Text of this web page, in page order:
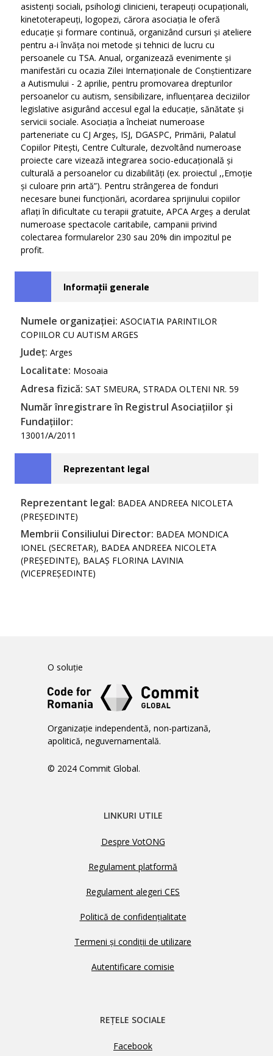
asistenți sociali, psihologi clinicieni, terapeuți ocupaționali,
kinetoterapeuți, logopezi, cărora asociația le oferă
educație și formare continuă, organizând cursuri și ateliere
pentru a-i învăța noi metode și tehnici de lucru cu
persoanele cu TSA. Anual, organizează evenimente și
manifestări cu ocazia Zilei Internaționale de Conștientizare
a Autismului - 2 aprilie, pentru promovarea drepturilor
persoanelor cu autism, sensibilizare, influențarea deciziilor
legislative asigurând accesul egal la educație, sănătate și
servicii sociale. Asociația a încheiat numeroase
parteneriate cu CJ Argeș, ISJ, DGASPC, Primării, Palatul
Copiilor Pitești, Centre Culturale, dezvoltând numeroase
proiecte care vizează integrarea socio-educațională și
culturală a persoanelor cu dizabilități (ex. proiectul ,,Emoție
și culoare prin artă”). Pentru strângerea de fonduri
necesare bunei funcționări, acordarea sprijinului copiilor
aflați în dificultate cu terapii gratuite, APCA Argeș a derulat
numeroase spectacole caritabile, campanii privind
colectarea formularelor 230 sau 20% din impozitul pe
profit.
Informații generale
Numele organizației: ASOCIATIA PARINTILOR
COPIILOR CU AUTISM ARGES
Județ: Arges
Localitate: Mosoaia
Adresa fizică: SAT SMEURA, STRADA OLTENI NR. 59
Număr înregistrare în Registrul Asociațiilor și
Fundațiilor:
13001/A/2011
Reprezentant legal
Reprezentant legal: BADEA ANDREEA NICOLETA
(PREȘEDINTE)
Membrii Consiliului Director: BADEA MONDICA
IONEL (SECRETAR), BADEA ANDREEA NICOLETA
(PREȘEDINTE), BALAȘ FLORINA LAVINIA
(VICEPREȘEDINTE)
O soluție
Organizație independentă, non-partizană,
apolitică, neguvernamentală.
© 2024 Commit Global.
LINKURI UTILE
Despre VotONG
Regulament platformă
Regulament alegeri CES
Politică de confidențialitate
Termeni și condiții de utilizare
Autentificare comisie
REȚELE SOCIALE
Facebook